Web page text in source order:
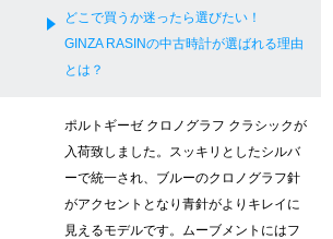
SNS・動画
Overseas Customers
どこで買うか迷ったら選びたい！
GINZA RASINの中古時計が選ばれる理由
とは？
ポルトギーゼ クロノグラフ クラシックが
入荷致しました。スッキリとしたシルバ
ーで統一され、ブルーのクロノグラフ針
がアクセントとなり青針がよりキレイに
見えるモデルです。ムーブメントにはフ